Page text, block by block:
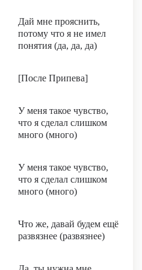
Дай мне прояснить,
потому что я не имел
понятия (да, да, да)
[После Припева]
У меня такое чувство,
что я сделал слишком
много (много)
У меня такое чувство,
что я сделал слишком
много (много)
Что же, давай будем ещё
развязнее (развязнее)